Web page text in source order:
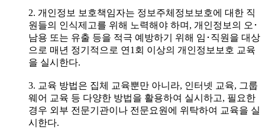
2. 개인정보 보호책임자는 정보주체정보보호에 대한 직
원들의 인식제고를 위해 노력해야 하며, 개인정보의 오･
남용 또는 유출 등을 적극 예방하기 위해 임･직원을 대상
으로 매년 정기적으로 연1회 이상의 개인정보보호 교육
을 실시한다.
3. 교육 방법은 집체 교육뿐만 아니라, 인터넷 교육, 그룹
웨어 교육 등 다양한 방법을 활용하여 실시하고, 필요한
경우 외부 전문기관이나 전문요원에 위탁하여 교육을 실
시한다.